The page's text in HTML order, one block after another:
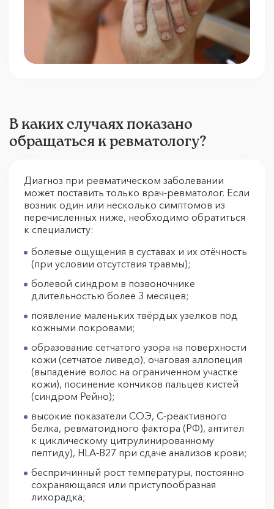
В каких случаях показано
обращаться к ревматологу?
Диагноз при ревматическом заболевании
может поставить только врач-ревматолог. Если
возник один или несколько симптомов из
перечисленных ниже, необходимо обратиться
к специалисту:
болевые ощущения в суставах и их отёчность
(при условии отсутствия травмы);
болевой синдром в позвоночнике
длительностью более 3 месяцев;
появление маленьких твёрдых узелков под
кожными покровами;
образование сетчатого узора на поверхности
кожи (сетчатое ливедо), очаговая аллопеция
(выпадение волос на ограниченном участке
кожи), посинение кончиков пальцев кистей
(синдром Рейно);
высокие показатели СОЭ, С-реактивного
белка, ревматоидного фактора (РФ), антител
к циклическому цитрулинированному
пептиду), HLA-B27 при сдаче анализов крови;
беспричинный рост температуры, постоянно
сохраняющаяся или приступообразная
лихорадка;